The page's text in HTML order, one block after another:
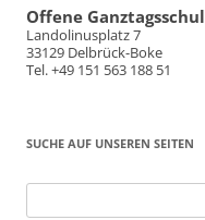
Offene
Landolinusplatz 7
33129 Delbrück-Boke
Tel. +49 151 563 188 51
SUCHE AUF UNSEREN SEITEN